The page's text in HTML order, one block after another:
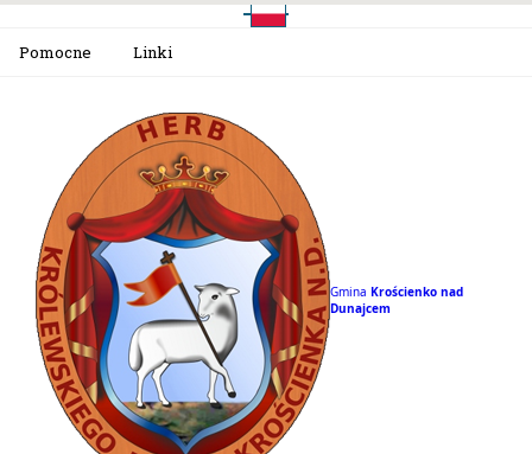
Pomocne Linki
Gmina Krościenko nad
Dunajcem